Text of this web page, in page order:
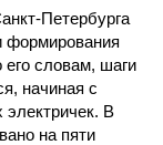
Петербурга
формирования
словам, шаги
начиная с
электричек. В
на пяти